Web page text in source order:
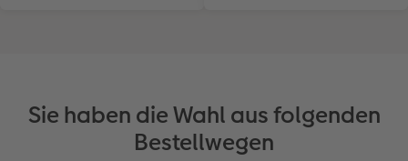
Sie haben die Wahl aus folgenden
Bestellwegen